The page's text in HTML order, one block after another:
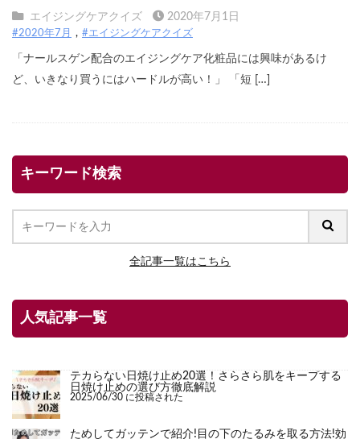
エイジングケアクイズ 2020年7月1日
#2020年7月 #エイジングケアクイズ
「ナールスゲン配合のエイジングケア化粧品には興味があるけ
ど、いきなり買うにはハードルが高い！」 「短 […]
キーワード検索
全記事一覧はこちら
人気記事一覧
テカらない日焼け止め20選！さらさら肌をキープする
日焼け止めの選び方徹底解説
2025/06/30 に投稿された
ためしてガッテンで紹介!目の下のたるみを取る方法!効